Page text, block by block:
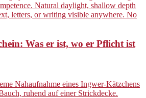
Was er ist, wo er Pflicht ist